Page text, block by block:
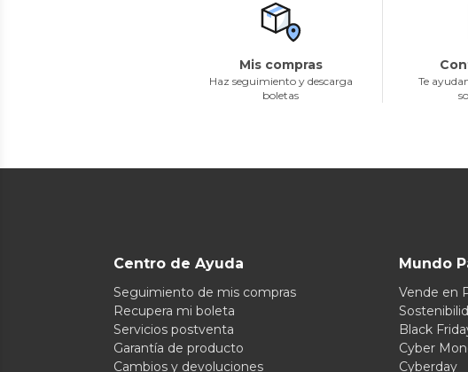
Mis compras
Haz seguimiento y descarga
boletas
Te
Centro de Ayuda
Seguimiento de mis compras
Recupera mi boleta
Servicios postventa
Garantía de producto
Cambios y devoluciones
Mundo
Vende en
Black
Cyber
Cyberday